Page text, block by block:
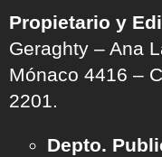
Propietario y
Geraghty – Ana
Mónaco 4416 –
2201.
Depto.